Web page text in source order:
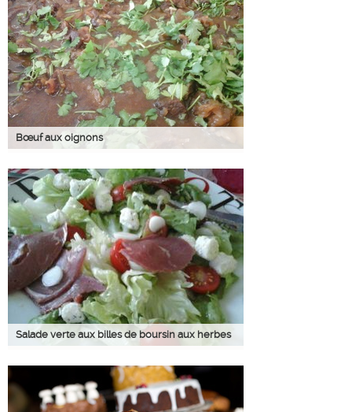
Bœuf aux oignons
Salade verte aux billes de boursin aux herbes